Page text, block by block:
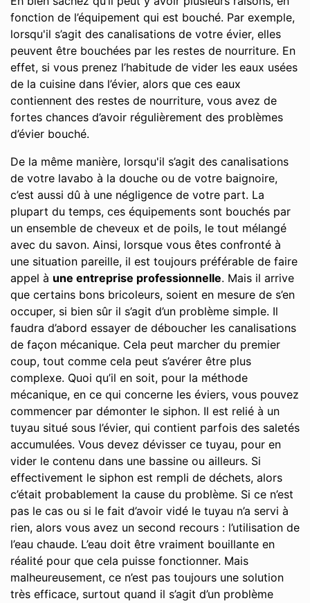
fonction de l’équipement qui est bouché. Par exemple,
lorsqu'il s’agit des canalisations de votre évier, elles
peuvent être bouchées par les restes de nourriture. En
effet, si vous prenez l’habitude de vider les eaux usées
de la cuisine dans l’évier, alors que ces eaux
contiennent des restes de nourriture, vous avez de
fortes chances d’avoir régulièrement des problèmes
d’évier bouché.
De la même manière, lorsqu'il s’agit des canalisations
de votre lavabo à la douche ou de votre baignoire,
c’est aussi dû à une négligence de votre part. La
plupart du temps, ces équipements sont bouchés par
un ensemble de cheveux et de poils, le tout mélangé
avec du savon. Ainsi, lorsque vous êtes confronté à
une situation pareille, il est toujours préférable de faire
appel à une entreprise professionnelle. Mais il arrive
que certains bons bricoleurs, soient en mesure de s’en
occuper, si bien sûr il s’agit d’un problème simple. Il
faudra d’abord essayer de déboucher les canalisations
de façon mécanique. Cela peut marcher du premier
coup, tout comme cela peut s’avérer être plus
complexe. Quoi qu’il en soit, pour la méthode
mécanique, en ce qui concerne les éviers, vous pouvez
commencer par démonter le siphon. Il est relié à un
tuyau situé sous l’évier, qui contient parfois des saletés
accumulées. Vous devez dévisser ce tuyau, pour en
vider le contenu dans une bassine ou ailleurs. Si
effectivement le siphon est rempli de déchets, alors
c’était probablement la cause du problème. Si ce n’est
pas le cas ou si le fait d’avoir vidé le tuyau n’a servi à
rien, alors vous avez un second recours : l’utilisation de
l’eau chaude. L’eau doit être vraiment bouillante en
réalité pour que cela puisse fonctionner. Mais
malheureusement, ce n’est pas toujours une solution
très efficace, surtout quand il s’agit d’un problème